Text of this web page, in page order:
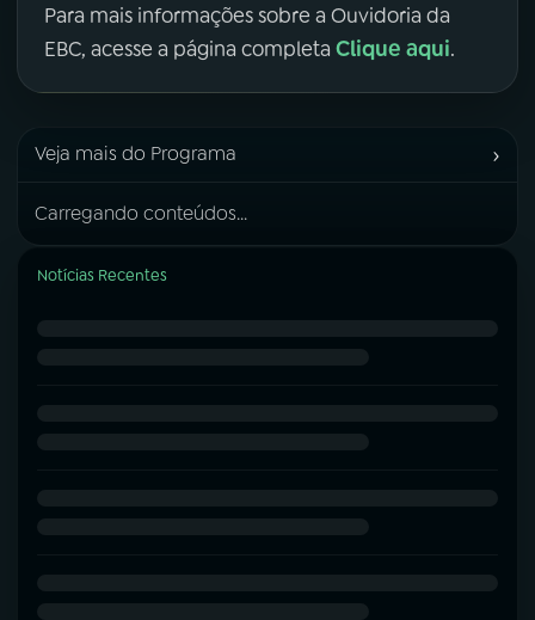
Para mais informações sobre a Ouvidoria da
EBC, acesse a página completa Clique aqui.
Veja mais do Programa ›
Carregando conteúdos...
Notícias Recentes